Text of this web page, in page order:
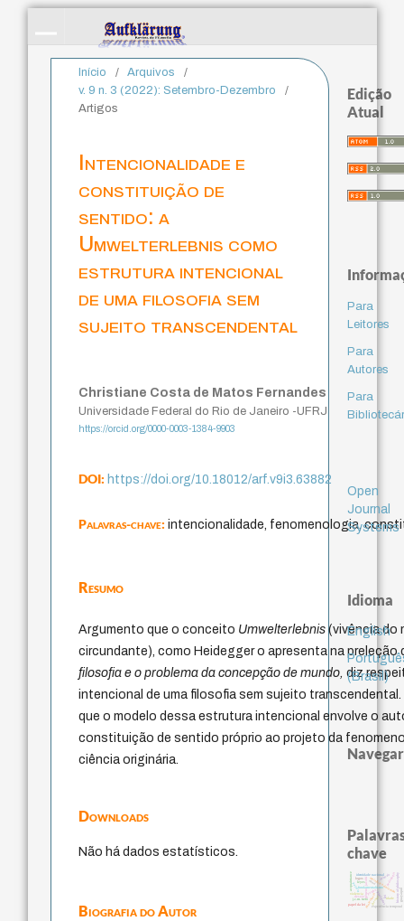
Início / Arquivos
/
v. 9 n. 3 (2022): Setembro-Dezembro
/
Artigos
Intencionalidade e
constituição de
sentido: a
Umwelterlebnis como
estrutura intencional
de uma filosofia sem
sujeito transcendental
Christiane Costa de Matos Fernandes
Universidade Federal do Rio de Janeiro -UFRJ
https://orcid.org/0000-0003-1384-9903
DOI:https://doi.org/10.18012/arf.v9i3.63882
Palavras-chave:intencionalidade, fenomenologia,
Resumo
Argumento que o conceito Umwelterlebnis (vivência do
circundante), como Heidegger o apresenta na preleção
filosofia e o problema da concepção de mundo,diz
intencional de uma filosofia sem sujeito transcendental.
que o modelo dessa estrutura intencional envolve o
constituição de sentido próprio ao projeto da
ciência originária.
Downloads
Não há dados estatísticos.
Biografia do Autor
Edição
Atual
Para
Leitores
Para
Autores
Para
Open
Journal
Systems
Idioma
English
(Brasil)
Navegar
chave
fundamentalismo
jacobi
protágoras
experiência temporal
metafísica do tempo
género
idade
intolerância history of philosophy
identidade nacional
j.c.m. neto
palavra perdón
leyes
violencia guayaquil
logos pedagogia
lei
acquaintance
desejo
papel da lei
mind
therapy
animais